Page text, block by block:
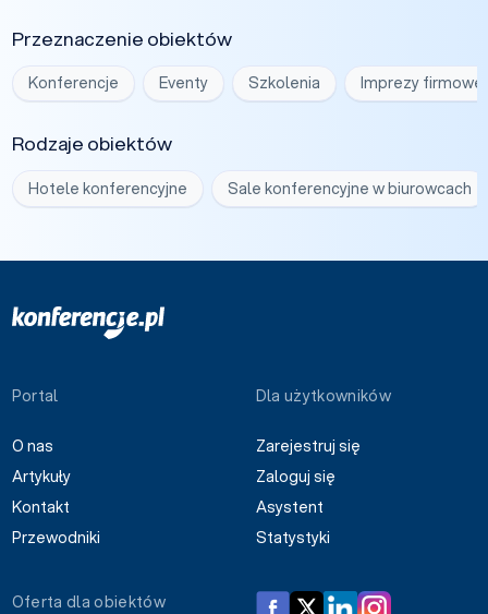
Przeznaczenie obiektów
Konferencje Eventy Szkolenia Imprezy firmowe
Rodzaje obiektów
Hotele konferencyjne Sale konferencyjne w biurowcach
Portal
O nas
Artykuły
Kontakt
Przewodniki
Dla użytkowników
Zarejestruj się
Zaloguj się
Asystent
Statystyki
Oferta dla obiektów